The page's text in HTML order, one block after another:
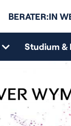
BERATER:IN
Studium &